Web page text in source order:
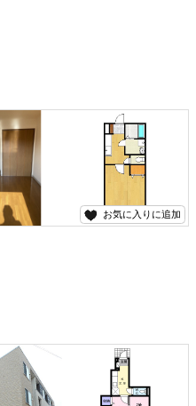
お気に入りに追加